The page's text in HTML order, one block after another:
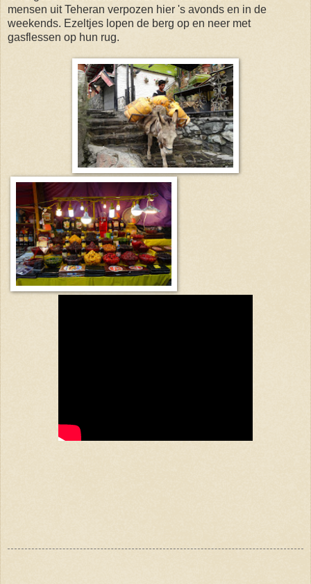
mensen uit Teheran verpozen hier 's avonds en in de
weekends. Ezeltjes lopen de berg op en neer met
gasflessen op hun rug.